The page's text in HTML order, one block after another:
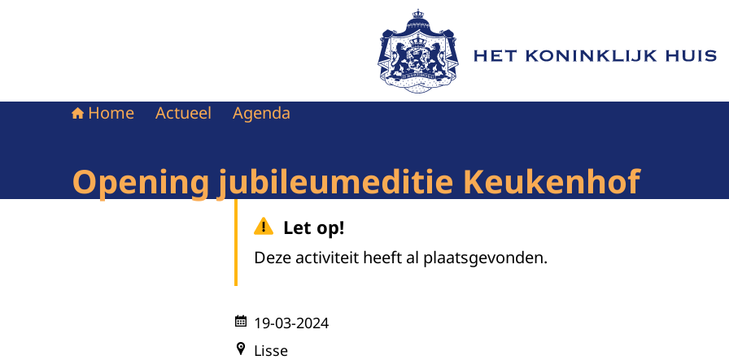
Naar de homepage van Het Koninklijk Huis
Home Actueel Agenda
Opening jubileumeditie Keukenhof
Let op!
Deze activiteit heeft al plaatsgevonden.
19-03-2024
Lisse